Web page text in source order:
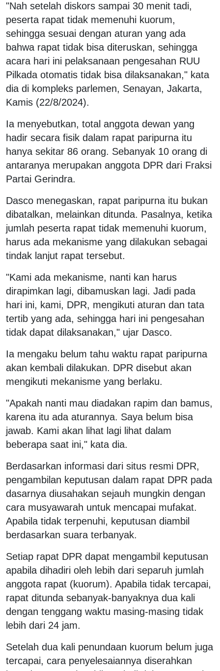
"Nah setelah diskors sampai 30 menit tadi,
peserta rapat tidak memenuhi kuorum,
sehingga sesuai dengan aturan yang ada
bahwa rapat tidak bisa diteruskan, sehingga
acara hari ini pelaksanaan pengesahan RUU
Pilkada otomatis tidak bisa dilaksanakan," kata
dia di kompleks parlemen, Senayan, Jakarta,
Kamis (22/8/2024).
Ia menyebutkan, total anggota dewan yang
hadir secara fisik dalam rapat paripurna itu
hanya sekitar 86 orang. Sebanyak 10 orang di
antaranya merupakan anggota DPR dari Fraksi
Partai Gerindra.
Dasco menegaskan, rapat paripurna itu bukan
dibatalkan, melainkan ditunda. Pasalnya, ketika
jumlah peserta rapat tidak memenuhi kuorum,
harus ada mekanisme yang dilakukan sebagai
tindak lanjut rapat tersebut.
"Kami ada mekanisme, nanti kan harus
dirapimkan lagi, dibamuskan lagi. Jadi pada
hari ini, kami, DPR, mengikuti aturan dan tata
tertib yang ada, sehingga hari ini pengesahan
tidak dapat dilaksanakan," ujar Dasco.
Ia mengaku belum tahu waktu rapat paripurna
akan kembali dilakukan. DPR disebut akan
mengikuti mekanisme yang berlaku.
"Apakah nanti mau diadakan rapim dan bamus,
karena itu ada aturannya. Saya belum bisa
jawab. Kami akan lihat lagi lihat dalam
beberapa saat ini," kata dia.
Berdasarkan informasi dari situs resmi DPR,
pengambilan keputusan dalam rapat DPR pada
dasarnya diusahakan sejauh mungkin dengan
cara musyawarah untuk mencapai mufakat.
Apabila tidak terpenuhi, keputusan diambil
berdasarkan suara terbanyak.
Setiap rapat DPR dapat mengambil keputusan
apabila dihadiri oleh lebih dari separuh jumlah
anggota rapat (kuorum). Apabila tidak tercapai,
rapat ditunda sebanyak-banyaknya dua kali
dengan tenggang waktu masing-masing tidak
lebih dari 24 jam.
Setelah dua kali penundaan kuorum belum juga
tercapai, cara penyelesaiannya diserahkan